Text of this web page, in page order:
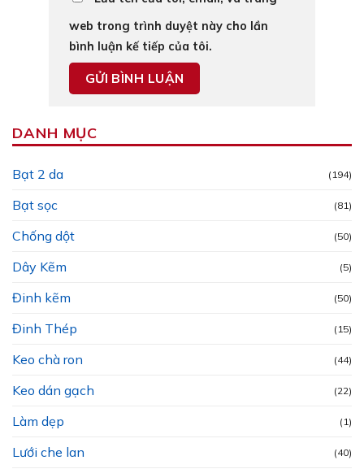
web trong trình duyệt này cho lần
bình luận kế tiếp của tôi.
DANH MỤC
Bạt 2 da (194)
Bạt sọc (81)
Chống dột (50)
Dây Kẽm (5)
Đinh kẽm (50)
Đinh Thép (15)
Keo chà ron (44)
Keo dán gạch (22)
Làm dẹp (1)
Lưới che lan (40)